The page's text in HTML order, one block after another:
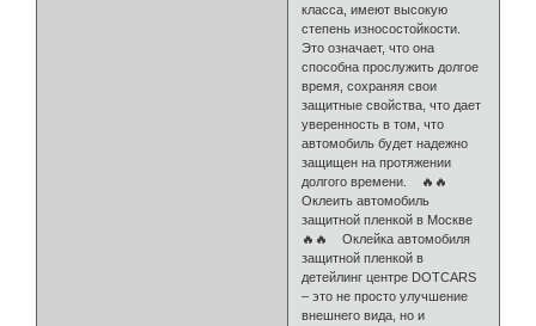
класса, имеют высокую
степень износостойкости.
Это означает, что она
способна прослужить долгое
время, сохраняя свои
защитные свойства, что дает
уверенность в том, что
автомобиль будет надежно
защищен на протяжении
долгого времени. 🔥🔥
Оклеить автомобиль
защитной пленкой в Москве
🔥🔥 Оклейка автомобиля
защитной пленкой в
детейлинг центре DOTCARS
– это не просто улучшение
внешнего вида, но и